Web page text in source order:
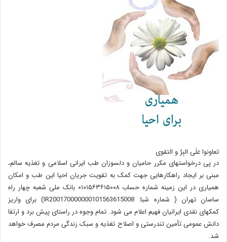
تعاونوا عَلَی البِرِّ و التقوی
در پی درخواستهای مکرر حامیان و دلسوزان طب ایرانی اسلامی و تغذیه سالم،
مبنی بر ایجاد راهکارهایی جهت کمک به تقویت جریان احیا این طب و امکان
همیاری در این زمینه شماره حساب ۰۱۰۱۵۶۳۶۱۵۰۰۸ بانک ملی شعبه چهار راه
ساسان تهران ( شماره شبا: IR200170000000101563615008) برای واریز
کمکهای نقدی ایرانیان فهیم اعلام می شود. تمام وجوه در راستای پیش برد و ارتقا
دانش عمومی تأمین تندرستی و اصلاح تغذیه و سبک زندگی مردم مصرف خواهد
شد.